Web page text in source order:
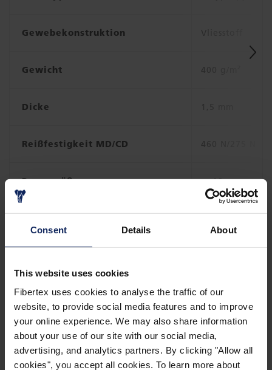
Consent Details About
This website uses cookies
Fibertex uses cookies to analyse the traffic of our
website, to provide social media features and to improve
your online experience. We may also share information
about your use of our site with our social media,
advertising, and analytics partners. By clicking "Allow all
cookies", you accept all cookies. To learn more about
Gewebekonstruktion
Gewicht
Dicke
Reißfestigkeit MD/CD
Porengröße < 10 μm
Anmerkungen
Die empfohlene maximale Arbeitstemperatur beträgt
144°C (293°F). Der Schmelzpunkt für Polypropylen
liegt bei 165°C (329°F). Es ist jedoch möglich,
Compoflex®bei 200°C (392°F) zu verwenden, da
Compoflex®vor der Überschreitung des
Schmelzpunktes arbeitet. Nach dem Abkühlen wird das